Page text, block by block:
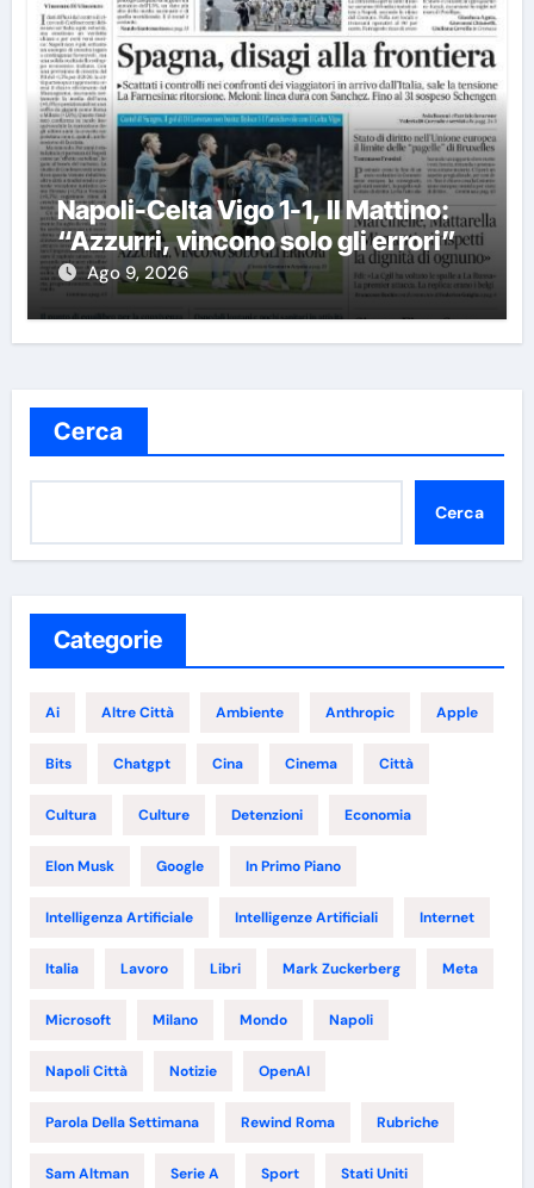
Napoli-Celta Vigo 1-1, Il Mattino:
“Azzurri, vincono solo gli errori”
Ago 9, 2026
Cerca
Cerca
Categorie
Ai Altre Città Ambiente Anthropic Apple
Bits Chatgpt Cina Cinema Città
Cultura Culture Detenzioni Economia
Elon Musk Google In Primo Piano
Intelligenza Artificiale Intelligenze Artificiali Internet
Italia Lavoro Libri Mark Zuckerberg Meta
Microsoft Milano Mondo Napoli
Napoli Città Notizie OpenAI
Parola Della Settimana Rewind Roma Rubriche
Sam Altman Serie A Sport Stati Uniti